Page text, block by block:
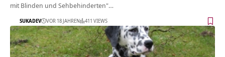
mit Blinden und Sehbehinderten"…
SUKADEV VOR 18 JAHREN 411 VIEWS